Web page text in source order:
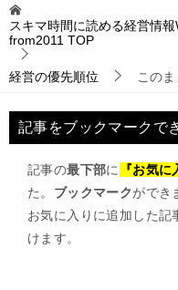
スキマ時間に読める経営情
from2011 TOP
経営の優先順位 この
記事をブックマークで
記事の最下部に 『お気
た。 ブックマークができ
お気に入りに追加した記
けます。